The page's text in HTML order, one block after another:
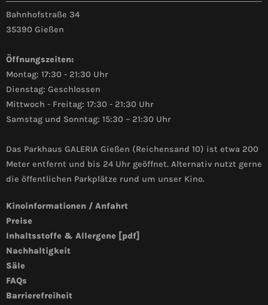
Bahnhofstraße 34
35390 Gießen
Öffnungszeiten:
Montag: 17:30 - 21:30 Uhr
Dienstag: Geschlossen
Mittwoch - Freitag: 17:30 - 21:30 Uhr
Samstag und Sonntag: 15:30 – 21:30 Uhr
Das Parkhaus GALERIA Gießen (Reichensand 10) ist etwa 200
Meter entfernt und bis 24 Uhr geöffnet. Alternativ nutzt gerne
die öffentlichen Parkplätze rund um unser Kino.
Kinoinformationen / Anfahrt
Preise
Inhaltsstoffe & Allergene [pdf]
Nachhaltigkeit
Säle
FAQs
Barrierefreiheit